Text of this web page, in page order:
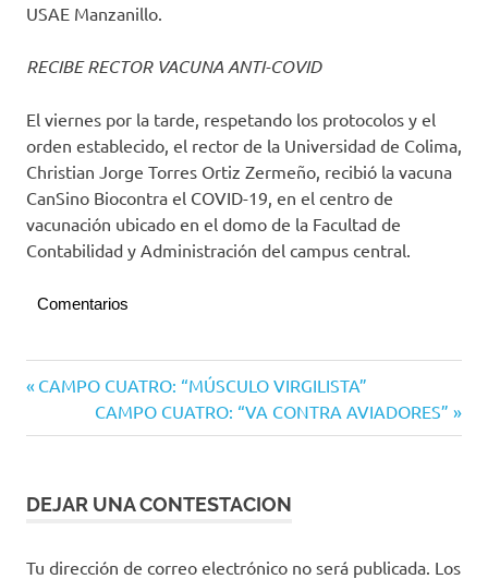
USAE Manzanillo.
RECIBE RECTOR VACUNA ANTI-COVID
El viernes por la tarde, respetando los protocolos y el
orden establecido, el rector de la Universidad de Colima,
Christian Jorge Torres Ortiz Zermeño, recibió la vacuna
CanSino Biocontra el COVID-19, en el centro de
vacunación ubicado en el domo de la Facultad de
Contabilidad y Administración del campus central.
Comentarios
de Colima
Navegación
de
Entrada
anterior:
CAMPO CUATRO: “MÚSCULO VIRGILISTA”
Siguiente
entrada:
CAMPO CUATRO: “VA CONTRA AVIADORES”
DEJAR UNA CONTESTACION
Tu dirección de correo electrónico no será publicada. Los